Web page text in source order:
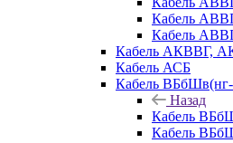
Кабель
Кабель
Кабель АКВВГ,
Кабель АСБ
Кабель
Назад
Кабель
Кабель